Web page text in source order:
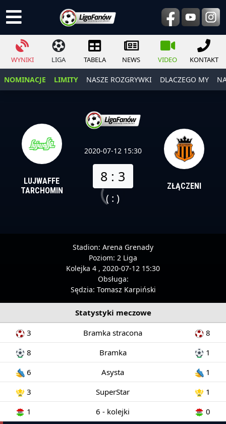
WYNIKI LIGA TABELA NEWS VIDEO KONTAKT
NOMINACJE LIMITY NASZE ROZGRYWKI DLACZEGO MY
LUJWAFFE
TARCHOMIN
2020-07-12 15:30
8 : 3
( : )
ZŁĄCZENI
Stadion: Arena Grenady
Poziom: 2 Liga
Kolejka 4 , 2020-07-12 15:30
Obsługa:
Sędzia: Tomasz Karpiński
Statystyki meczowe
3
Bramka stracona
8
8
Bramka
1
6
Asysta
1
3
SuperStar
1
1
6 - kolejki 0